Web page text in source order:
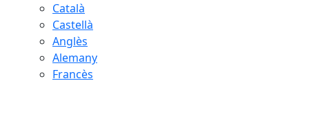
Català
Castellà
Anglès
Alemany
Francès